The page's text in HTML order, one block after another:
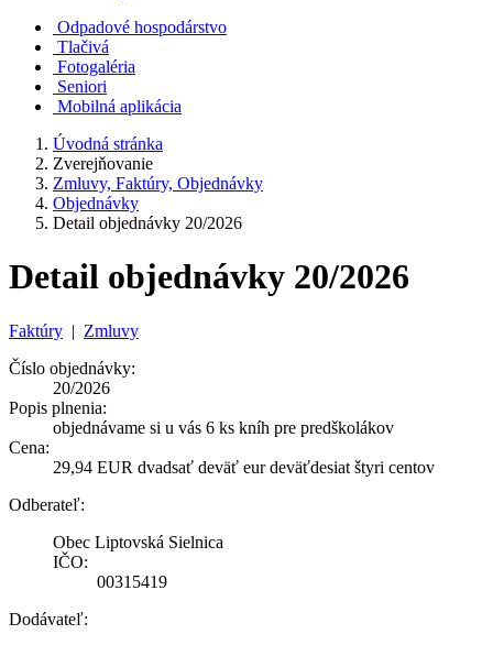
Odpadové hospodárstvo
Tlačivá
Fotogaléria
Seniori
Mobilná aplikácia
Úvodná stránka
Zverejňovanie
Zmluvy, Faktúry, Objednávky
Objednávky
Detail objednávky 20/2026
Detail objednávky 20/2026
Faktúry | Zmluvy
Číslo objednávky:
20/2026
Popis plnenia:
objednávame si u vás 6 ks kníh pre predškolákov
Cena:
29,94 EUR dvadsať deväť eur deväťdesiat štyri centov
Odberateľ:
Obec Liptovská Sielnica
IČO:
00315419
Dodávateľ: